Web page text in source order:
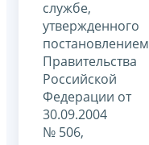
службе,
утвержденного
постановлением
Правительства
Российской
Федерации от
30.09.2004
№ 506,